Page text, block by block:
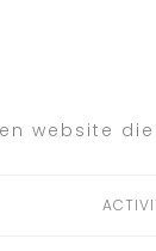
website